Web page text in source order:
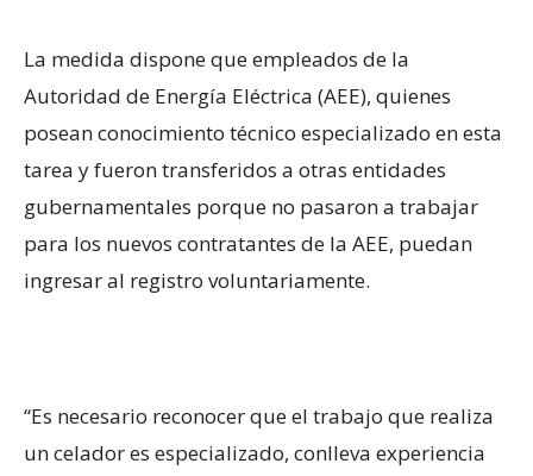
La medida dispone que empleados de la
Autoridad de Energía Eléctrica (AEE), quienes
posean conocimiento técnico especializado en esta
tarea y fueron transferidos a otras entidades
gubernamentales porque no pasaron a trabajar
para los nuevos contratantes de la AEE, puedan
ingresar al registro voluntariamente.
“Es necesario reconocer que el trabajo que realiza
un celador es especializado, conlleva experiencia